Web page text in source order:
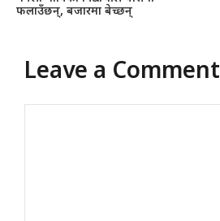
फलाउँछन्, बजारमा बेच्छन्
Leave a Comment